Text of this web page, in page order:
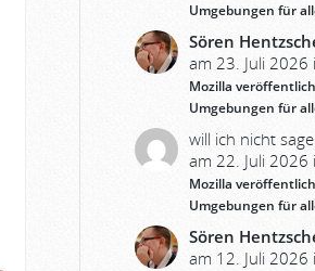
Umgebungen für
Sören
am 23. Juli 2026
Mozilla
Umgebungen für
will ich nicht
am 22. Juli 2026
Mozilla
Umgebungen für
Sören
am 12. Juli 2026